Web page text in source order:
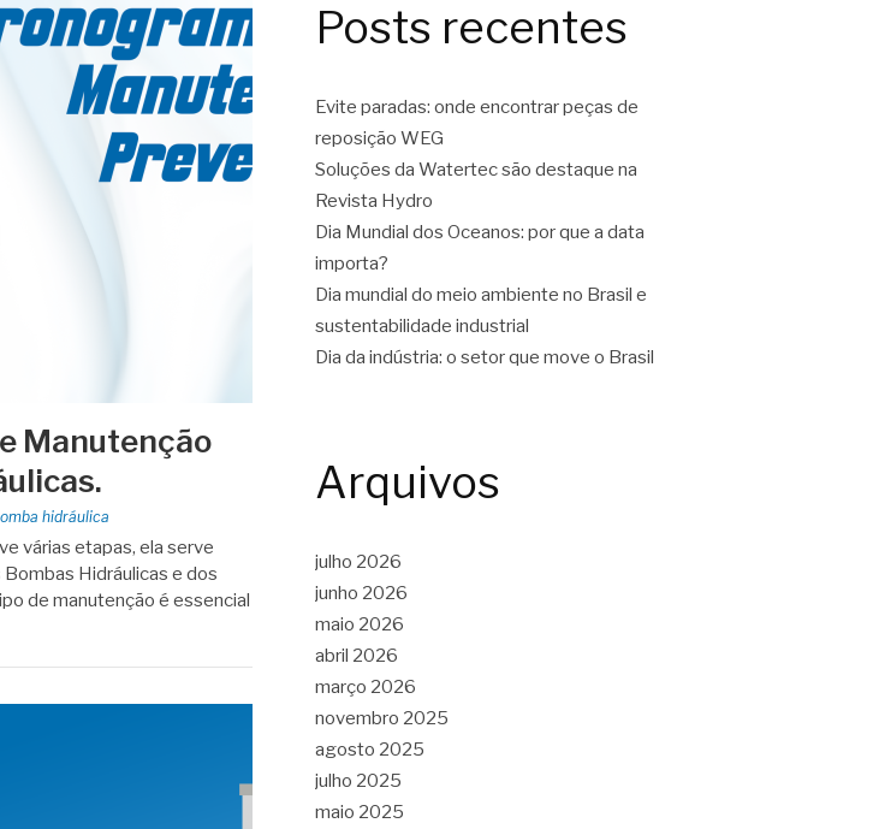
Manutenção
hidráulica
várias etapas, ela serve
Hidráulicas e dos
de manutenção é essencial
Posts recentes
Evite paradas: onde encontrar peças de
reposição WEG
Soluções da Watertec são destaque na
Revista Hydro
Dia Mundial dos Oceanos: por que a data
importa?
Dia mundial do meio ambiente no Brasil e
sustentabilidade industrial
Dia da indústria: o setor que move o Brasil
Arquivos
julho 2026
junho 2026
maio 2026
abril 2026
março 2026
novembro 2025
agosto 2025
julho 2025
maio 2025